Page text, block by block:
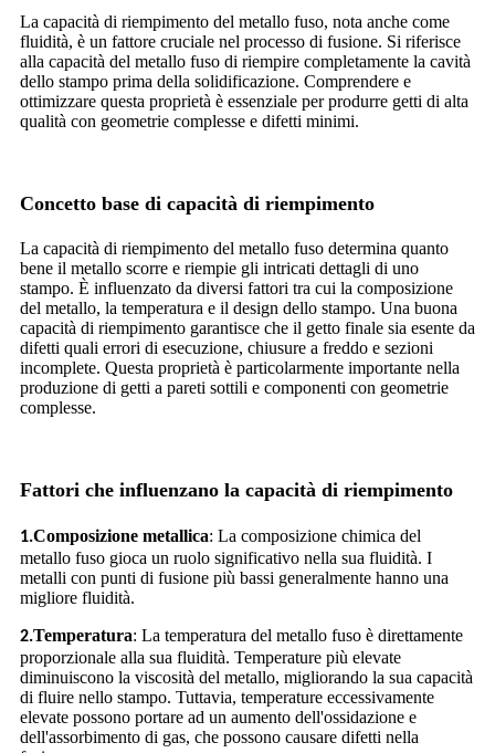
La capacità di riempimento del metallo fuso, nota anche come
fluidità, è un fattore cruciale nel processo di fusione. Si riferisce
alla capacità del metallo fuso di riempire completamente la cavità
dello stampo prima della solidificazione. Comprendere e
ottimizzare questa proprietà è essenziale per produrre getti di alta
qualità con geometrie complesse e difetti minimi.
Concetto base di capacità di riempimento
La capacità di riempimento del metallo fuso determina quanto
bene il metallo scorre e riempie gli intricati dettagli di uno
stampo. È influenzato da diversi fattori tra cui la composizione
del metallo, la temperatura e il design dello stampo. Una buona
capacità di riempimento garantisce che il getto finale sia esente da
difetti quali errori di esecuzione, chiusure a freddo e sezioni
incomplete. Questa proprietà è particolarmente importante nella
produzione di getti a pareti sottili e componenti con geometrie
complesse.
Fattori che influenzano la capacità di riempimento
1.Composizione metallica: La composizione chimica del
metallo fuso gioca un ruolo significativo nella sua fluidità. I
metalli con punti di fusione più bassi generalmente hanno una
migliore fluidità.
2.Temperatura: La temperatura del metallo fuso è direttamente
proporzionale alla sua fluidità. Temperature più elevate
diminuiscono la viscosità del metallo, migliorando la sua capacità
di fluire nello stampo. Tuttavia, temperature eccessivamente
elevate possono portare ad un aumento dell'ossidazione e
dell'assorbimento di gas, che possono causare difetti nella